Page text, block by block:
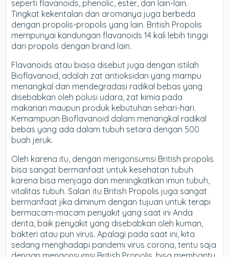
seperti flavanoids, phenolic, ester, dan lain-lain.
Tingkat kekentalan dan aromanya juga berbeda
dengan propolis-propolis yang lain. British Propolis
mempunyai kandungan flavanoids 14 kali lebih tinggi
dari propolis dengan brand lain.
Flavanoids atau biasa disebut juga dengan istilah
Bioflavanoid, adalah zat antioksidan yang mampu
menangkal dan mendegradasi radikal bebas yang
disebabkan oleh polusi udara, zat kimia pada
makanan maupun produk kebutuhan sehari-hari.
Kemampuan Bioflavanoid dalam menangkal radikal
bebas yang ada dalam tubuh setara dengan 500
buah jeruk.
Oleh karena itu, dengan mengonsumsi British propolis
bisa sangat bermanfaat untuk kesehatan tubuh
karena bisa menjaga dan meningkatkan imun tubuh,
vitalitas tubuh. Salain itu British Propolis juga sangat
bermanfaat jika diminum dengan tujuan untuk terapi
bermacam-macam penyakit yang saat ini Anda
derita, baik penyakit yang disebabkan oleh kuman,
bakteri atau pun virus. Apalagi pada saat ini, kita
sedang menghadapi pandemi virus corona, tentu saja